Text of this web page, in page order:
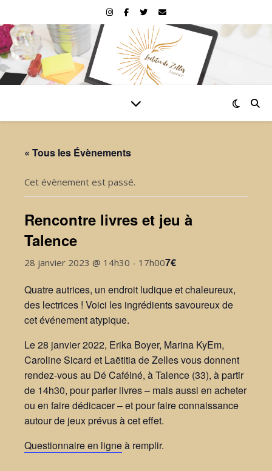
« Tous les Évènements
Cet évènement est passé.
Rencontre livres et jeu à
Talence
28 janvier 2023 @ 14h30 - 17h007€
Quatre autrices, un endroit ludique et chaleureux,
des lectrices ! Voici les ingrédients savoureux de
cet événement atypique.
Le 28 janvier 2022, Erika Boyer, Marina KyEm,
Caroline Sicard et Laëtitia de Zelles vous donnent
rendez-vous au Dé Caféiné, à Talence (33), à partir
de 14h30, pour parler livres – mais aussi en acheter
ou en faire dédicacer – et pour faire connaissance
autour de jeux prévus à cet effet.
Questionnaire en ligneà remplir.